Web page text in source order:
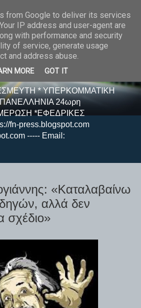
E S S -
* ΥΠΕΡΚΟΜΜΑΤΙΚΗ
24ωρη
*ΕΦΕΔΡΙΚΕΣ
fn-press.blogspot.com
----- Email:
«Καταλαβαίνω
αλλά δεν
σχέδιο»
from Google to deliver its services
IP address and user-agent are
with performance and security
of service, generate usage
and address abuse.
MORE GOT IT